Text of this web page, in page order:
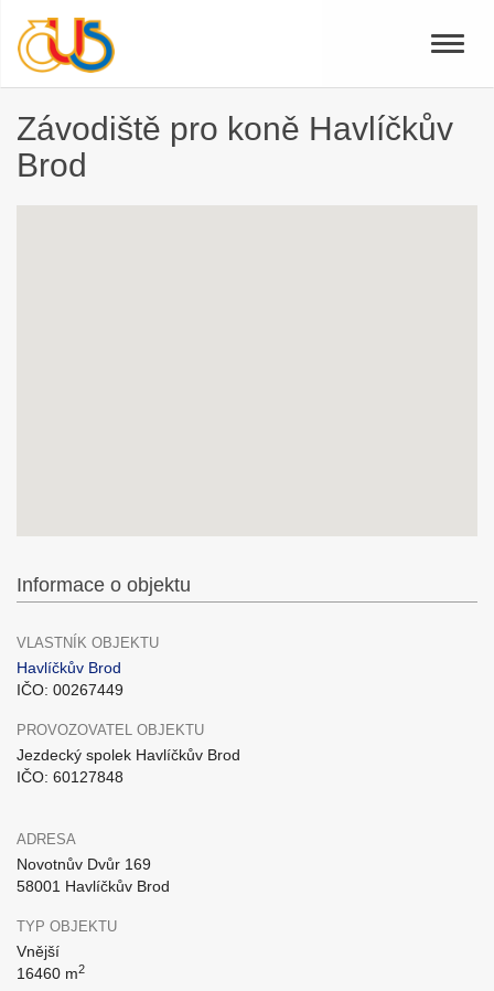
Toggle
Závodiště pro koně Havlíčkův
Brod
Informace o objektu
VLASTNÍK OBJEKTU
Havlíčkův Brod
IČO: 00267449
PROVOZOVATEL OBJEKTU
Jezdecký spolek Havlíčkův Brod
IČO: 60127848
ADRESA
Novotnův Dvůr 169
58001 Havlíčkův Brod
TYP OBJEKTU
Vnější
16460 m2